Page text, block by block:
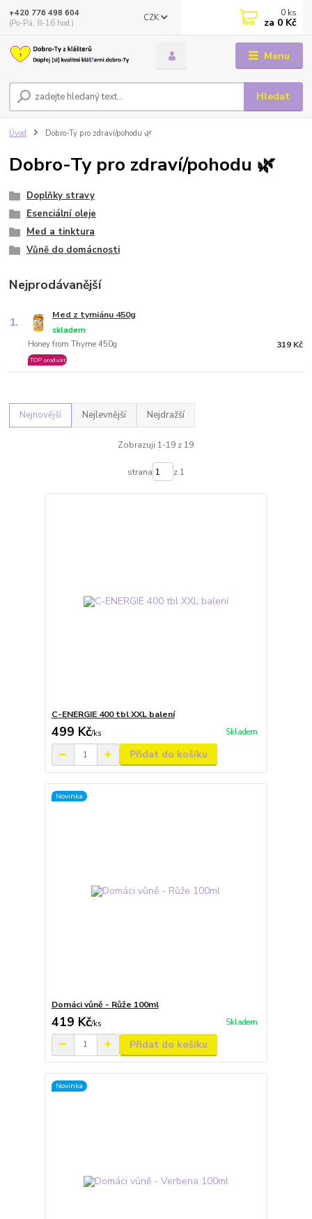
Menu
CZK
Hledat
+420 776 498 604
(Po-Pá, 8-16 hod.)
0 ks
za 0 Kč
Úvod Dobro-Ty pro zdraví/pohodu 🌿
Dobro-Ty pro zdraví/pohodu 🌿
Doplňky stravy
Esenciální oleje
Med a tinktura
Vůně do domácnosti
Nejprodávanější
1. Med z tymiánu 450g
Honey from Thyme 450g
skladem
TOP produkt
319 Kč
Nejnovější Nejlevnější Nejdražší
Zobrazuji 1-19 z 19
strana z 1
C-ENERGIE 400 tbl XXL balení
499 Kč/ks Skladem
Přidat do košíku
Novinka
Domáci vůně - Růže 100ml
419 Kč/ks Skladem
Přidat do košíku
Novinka